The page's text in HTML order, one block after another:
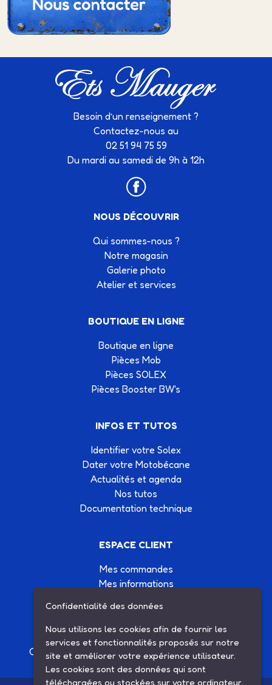
Besoin d’un renseignement ?
Contactez-nous au
02 51 94 75 59
Du mardi au samedi de 9h à 12h
NOUS DÉCOUVRIR
Qui sommes-nous ?
Notre magasin
Galerie photo
Atelier et services
BOUTIQUE EN LIGNE
Boutique en ligne
Pièces Mob
Pièces SOLEX
Pièces Booster BW's
INFOS ET TUTOS
Identifier votre Solex
Dater votre Motobécane
Actualités et agenda
Nos tutos
Documentation technique
ESPACE CLIENT
Mes commandes
Mes informations
Conditions générales de vente
Contactez-nous
Création site Internet Factor’IT|Mentions légales
Confidentialité des données
Nous utilisons les cookies afin de fournir les
services et fonctionnalités proposés sur notre
site et améliorer votre expérience utilisateur.
Les cookies sont des données qui sont
téléchargées ou stockées sur votre ordinateur